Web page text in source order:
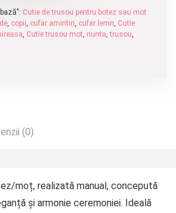
Cutie de trusou pentru botez sau mot
, copii, cufar amintiri, cufar lemn, Cutie
, Cutie trusou mot, nunta,trusou,
(0)
moț, realizată manual, concepută
și armonie ceremoniei. Ideală